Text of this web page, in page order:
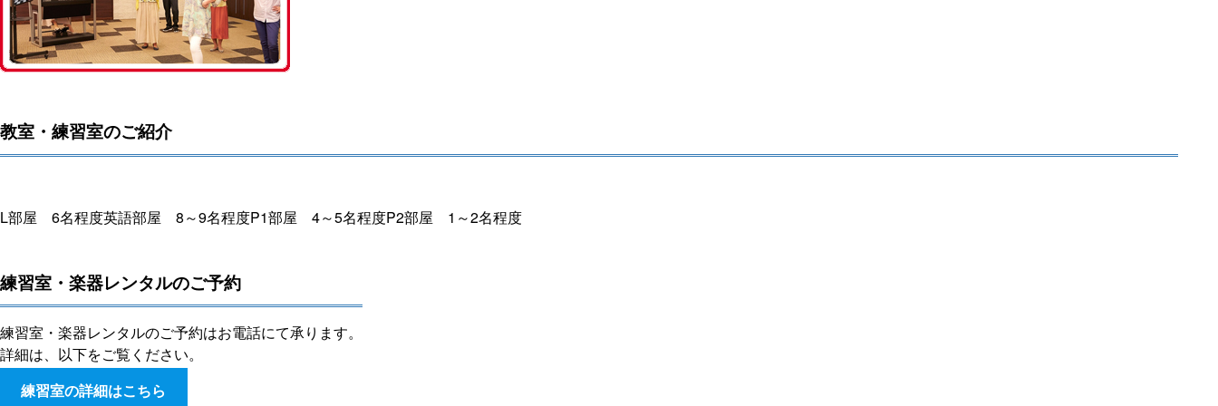
教室・練習室のご紹介
L部屋 6名程度英語部屋 8～9名程度P1部屋 4～5名程度P2部屋 1～2名程度
練習室・楽器レンタルのご予約
練習室・楽器レンタルのご予約はお電話にて承ります。
詳細は、以下をご覧ください。
練習室の詳細はこちら